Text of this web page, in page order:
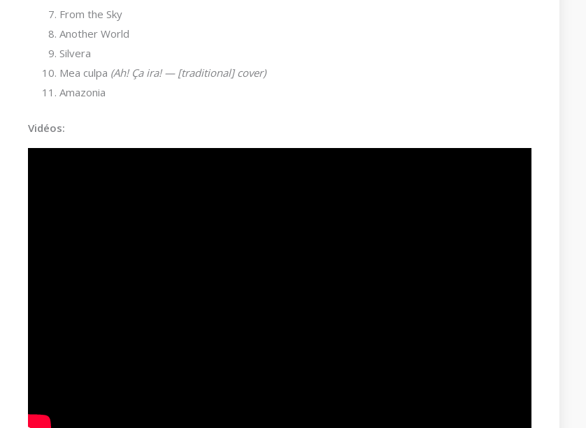
From the Sky
Another World
Silvera
Mea culpa (Ah! Ça ira! — [traditional] cover)
Amazonia
Vidéos: